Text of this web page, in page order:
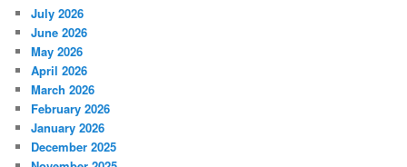
July 2026
June 2026
May 2026
April 2026
March 2026
February 2026
January 2026
December 2025